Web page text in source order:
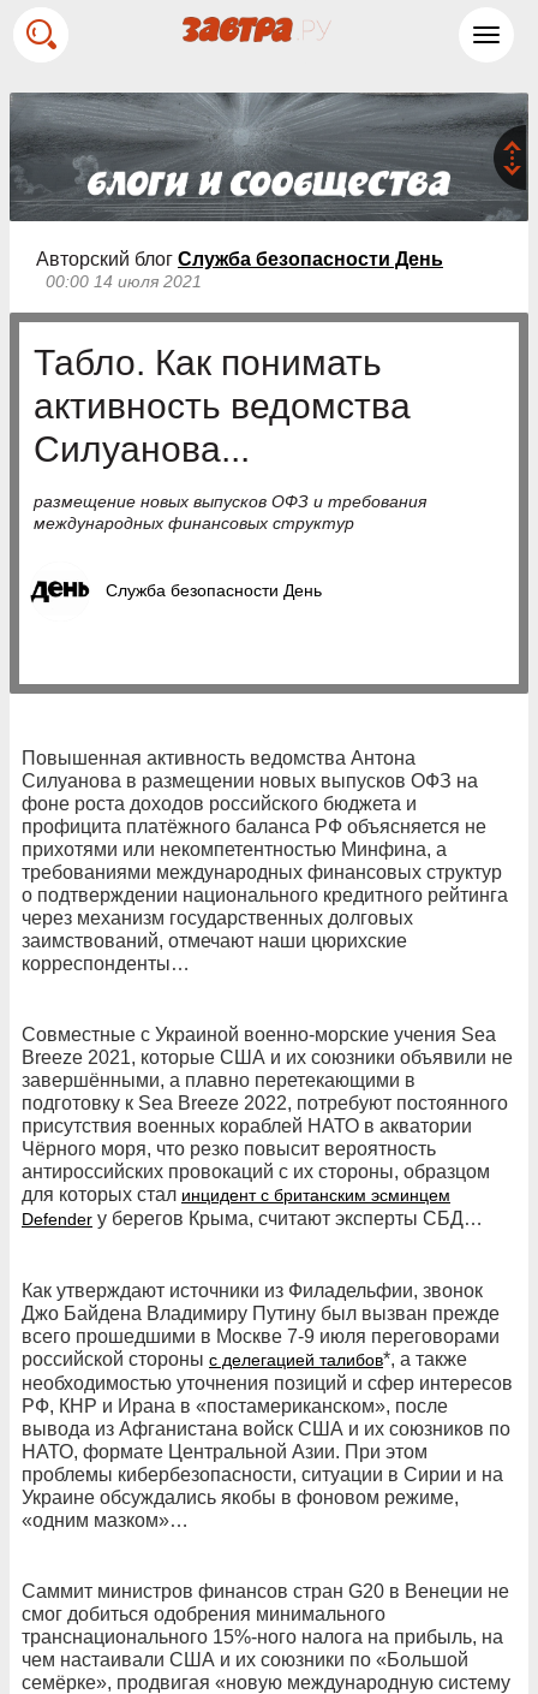
Авторский блог Служба безопасности День
00:00 14 июля 2021
Табло. Как понимать
активность ведомства
Силуанова...
размещение новых выпусков ОФЗ и требования
международных финансовых структур
Служба безопасности День
Повышенная активность ведомства Антона
Силуанова в размещении новых выпусков ОФЗ на
фоне роста доходов российского бюджета и
профицита платёжного баланса РФ объясняется не
прихотями или некомпетентностью Минфина, а
требованиями международных финансовых структур
о подтверждении национального кредитного рейтинга
через механизм государственных долговых
заимствований, отмечают наши цюрихские
корреспонденты…
Совместные с Украиной военно-морские учения Sea
Breeze 2021, которые США и их союзники объявили не
завершёнными, а плавно перетекающими в
подготовку к Sea Breeze 2022, потребуют постоянного
присутствия военных кораблей НАТО в акватории
Чёрного моря, что резко повысит вероятность
антироссийских провокаций с их стороны, образцом
для которых стал инцидент с британским эсминцем
Defender у берегов Крыма, считают эксперты СБД…
Как утверждают источники из Филадельфии, звонок
Джо Байдена Владимиру Путину был вызван прежде
всего прошедшими в Москве 7-9 июля переговорами
российской стороны с делегацией талибов*, а также
необходимостью уточнения позиций и сфер интересов
РФ, КНР и Ирана в «постамериканском», после
вывода из Афганистана войск США и их союзников по
НАТО, формате Центральной Азии. При этом
проблемы кибербезопасности, ситуации в Сирии и на
Украине обсуждались якобы в фоновом режиме,
«одним мазком»…
Саммит министров финансов стран G20 в Венеции не
смог добиться одобрения минимального
транснационального 15%-ного налога на прибыль, на
чем настаивали США и их союзники по «Большой
семёрке», продвигая «новую международную систему